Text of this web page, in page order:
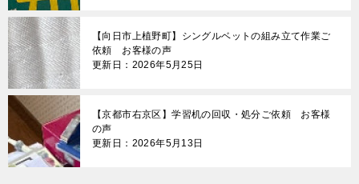
【向日市上植野町】シングルベットの組み立て作業ご
依頼 お客様の声
更新日：2026年5月25日
【京都市右京区】学習机の回収・処分ご依頼 お客様
の声
更新日：2026年5月13日